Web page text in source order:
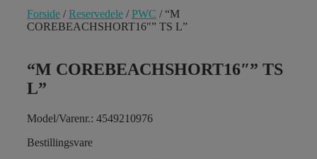
Forside /Reservedele /PWC / “M
COREBEACHSHORT16″” TS L”
“M COREBEACHSHORT16″” TS
L”
Model/Varenr.: 4549210976
Bestillingsvare